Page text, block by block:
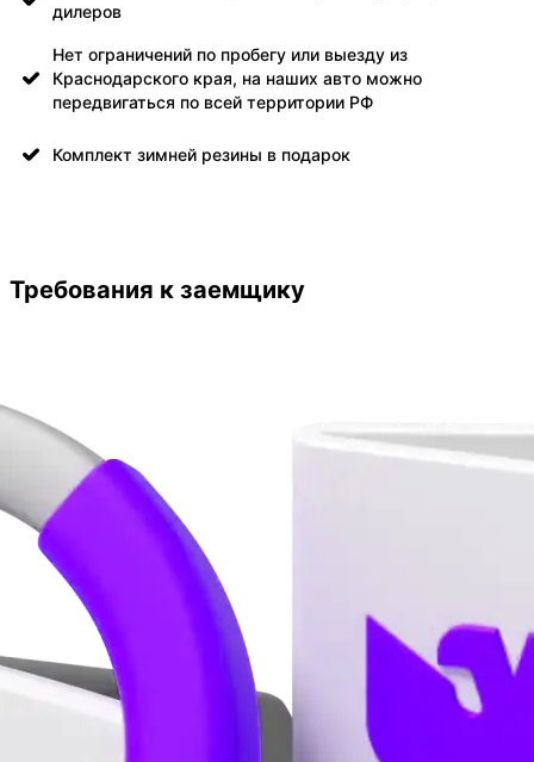
дилеров
Нет ограничений по пробегу или выезду из
Краснодарского края, на наших авто можно
передвигаться по всей территории РФ
Комплект зимней резины в подарок
Требования к заемщику